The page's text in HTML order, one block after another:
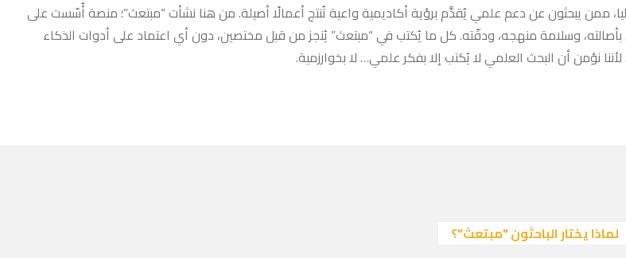
ممن يبحثون عن دعم علمي يُقدَّم برؤية أكاديمية واعية تُنتج أعمالًا أصيلة. من هنا نشأت “مبتعث”؛ منصة أُسّست على
بأصالته، وسلامة منهجه، ودقّته. كل ما يُكتب في “مبتعث” يُنجز من قبل مختصين، دون أي اعتماد على أدوات الذكاء
نؤمن أن البحث العلمي لا يُكتب إلا بفكر علمي… لا بخوارزمية.
لماذا يختار الباحثون "مبتعث"؟